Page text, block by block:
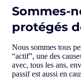
Sommes-
protégés
Nous sommes tous
“actif”, une des
avec, tous les ans,
passif est aussi en